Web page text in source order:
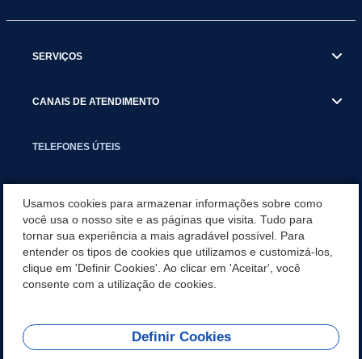
SERVIÇOS
CANAIS DE ATENDIMENTO
TELEFONES ÚTEIS
NOTÍCIAS
APLICATIVO
REDES SOCIAIS
Usamos cookies para armazenar informações sobre como
você usa o nosso site e as páginas que visita. Tudo para
tornar sua experiência a mais agradável possível. Para
entender os tipos de cookies que utilizamos e customizá-los,
clique em 'Definir Cookies'. Ao clicar em 'Aceitar', você
consente com a utilização de cookies.
Definir Cookies